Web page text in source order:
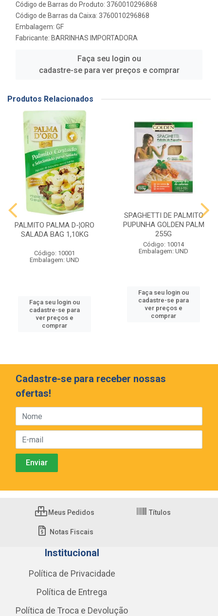
Código de Barras do Produto: 3760010296868
Código de Barras da Caixa: 3760010296868
Embalagem: GF
Fabricante: BARRINHAS IMPORTADORA
Faça seu login ou
cadastre-se para ver preços e comprar
Produtos Relacionados
PALMITO PALMA D-¦ORO
SALADA BAG 1,10KG
Código: 10001
Embalagem: UND
Faça seu login ou
cadastre-se para
ver preços e
comprar
SPAGHETTI DE PALMITO
PUPUNHA GOLDEN PALM
255G
Código: 10014
Embalagem: UND
Faça seu login ou
cadastre-se para
ver preços e
comprar
Cadastre-se para receber nossas
ofertas!
Meus Pedidos Títulos
Notas Fiscais
Institucional
Política de Privacidade
Política de Entrega
Política de Troca e Devolução